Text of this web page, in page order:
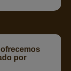
por